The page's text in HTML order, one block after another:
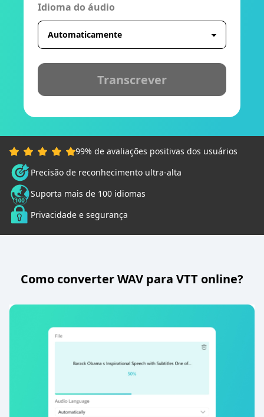
Idioma do áudio
Transcrever
99% de avaliações positivas dos usuários
Precisão de reconhecimento ultra-alta
Suporta mais de 100 idiomas
Privacidade e segurança
Como converter WAV para VTT online?